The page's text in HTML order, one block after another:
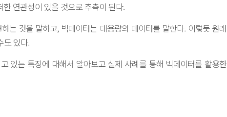
연관성이 있을 것으로 추측이 된다.
는 것을 말하고, 빅데이터는 대용량의 데이터를 말한다. 이렇듯 원래
도 있다.
있는 특징에 대해서 알아보고 실제 사례를 통해 빅데이터를 활용한